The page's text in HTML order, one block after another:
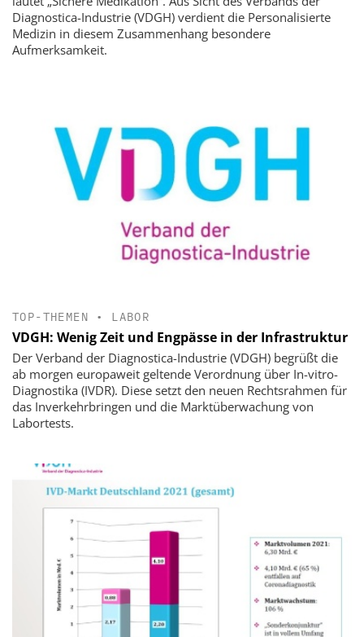
Diagnostica-Industrie (VDGH) verdient die Personalisierte
Medizin in diesem Zusammenhang besondere
Aufmerksamkeit.
TOP-THEMEN • LABOR
VDGH: Wenig Zeit und Engpässe in der Infrastruktur
Der Verband der Diagnostica-Industrie (VDGH) begrüßt die
ab morgen europaweit geltende Verordnung über In-vitro-
Diagnostika (IVDR). Diese setzt den neuen Rechtsrahmen für
das Inverkehrbringen und die Marktüberwachung von
Labortests.